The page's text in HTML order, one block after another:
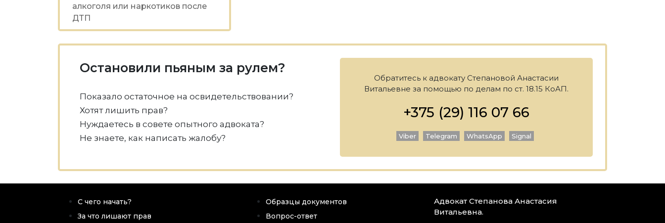
алкоголя или наркотиков после
ДТП
Остановили пьяным за рулем?
Показало остаточное на освидетельствовании?
Хотят лишить прав?
Нуждаетесь в совете опытного адвоката?
Не знаете, как написать жалобу?
Обратитесь к адвокату Степановой Анастасии
Витальевне за помощью по делам по ст. 18.15 КоАП.
+375 (29) 116 07 66
Viber Telegram WhatsApp Signal
С чего начать?
За что лишают прав
Образцы документов
Вопрос-ответ
Адвокат Степанова Анастасия
Витальевна.